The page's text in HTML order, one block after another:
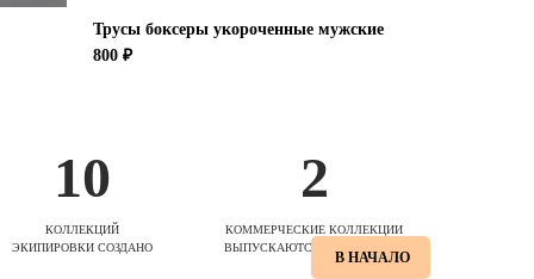
Трусы боксеры укороченные мужские
800 ₽
10
КОЛЛЕКЦИЙ
ЭКИПИРОВКИ СОЗДАНО
2
КОММЕРЧЕСКИЕ КОЛЛЕКЦИИ
ВЫПУСКАЮТСЯ ЕЖЕСЕЗОННО
В НАЧАЛО